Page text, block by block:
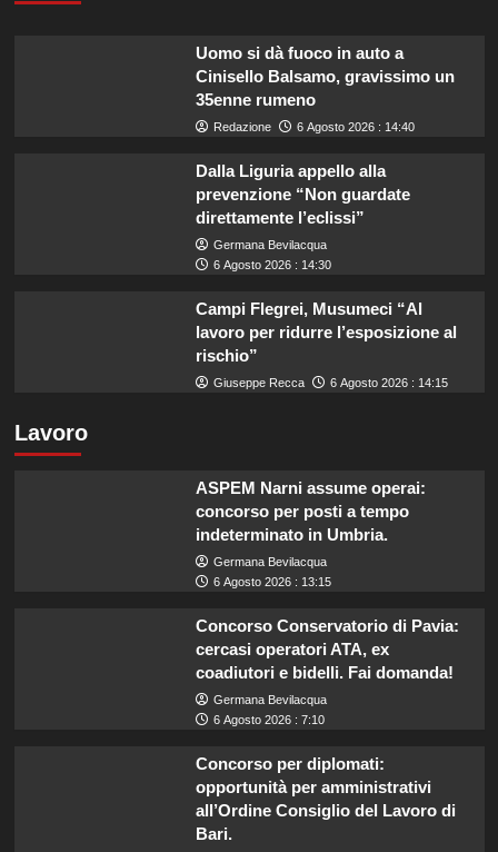
Uomo si dà fuoco in auto a
Cinisello Balsamo, gravissimo un
35enne rumeno
Redazione 6 Agosto 2026 : 14:40
Dalla Liguria appello alla
prevenzione “Non guardate
direttamente l’eclissi”
Germana Bevilacqua
6 Agosto 2026 : 14:30
Campi Flegrei, Musumeci “Al
lavoro per ridurre l’esposizione al
rischio”
Giuseppe Recca 6 Agosto 2026 : 14:15
Lavoro
ASPEM Narni assume operai:
concorso per posti a tempo
indeterminato in Umbria.
Germana Bevilacqua
6 Agosto 2026 : 13:15
Concorso Conservatorio di Pavia:
cercasi operatori ATA, ex
coadiutori e bidelli. Fai domanda!
Germana Bevilacqua
6 Agosto 2026 : 7:10
Concorso per diplomati:
opportunità per amministrativi
all’Ordine Consiglio del Lavoro di
Bari.